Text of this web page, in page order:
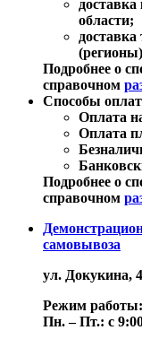
области;
Подробнее о
справочном
Способы
Оплата
Оплата
Подробнее о
справочном
самовывоза
ул. Докукина,
Режим работы:
Пн. – Пт.: с